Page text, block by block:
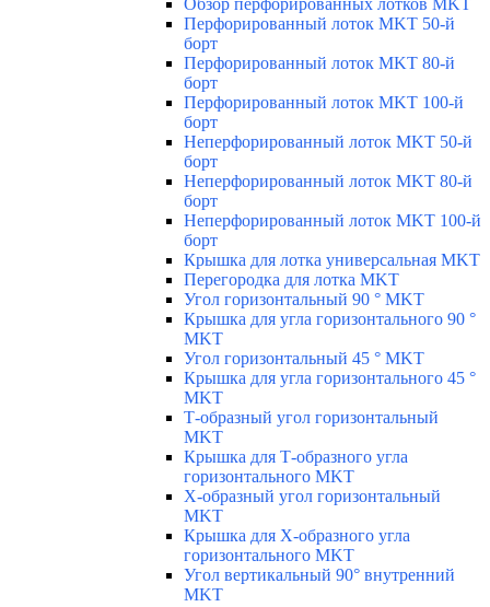
Обзор перфорированных лотков MKT
Перфорированный лоток MKT 50-й
борт
Перфорированный лоток MKT 80-й
борт
Перфорированный лоток MKT 100-й
борт
Неперфорированный лоток MKT 50-й
борт
Неперфорированный лоток MKT 80-й
борт
Неперфорированный лоток MKT 100-й
борт
Крышка для лотка универсальная MKT
Перегородка для лотка MKT
Угол горизонтальный 90 ° MKT
Крышка для угла горизонтального 90 °
MKT
Угол горизонтальный 45 ° MKT
Крышка для угла горизонтального 45 °
MKT
Т-образный угол горизонтальный
MKT
Крышка для Т-образного угла
горизонтального MKT
Х-образный угол горизонтальный
MKT
Крышка для Х-образного угла
горизонтального MKT
Угол вертикальный 90° внутренний
MKT